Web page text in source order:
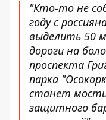
"Кто-то не
году с
выделить 50
дороги на
проспекта
парка
станет
защитного